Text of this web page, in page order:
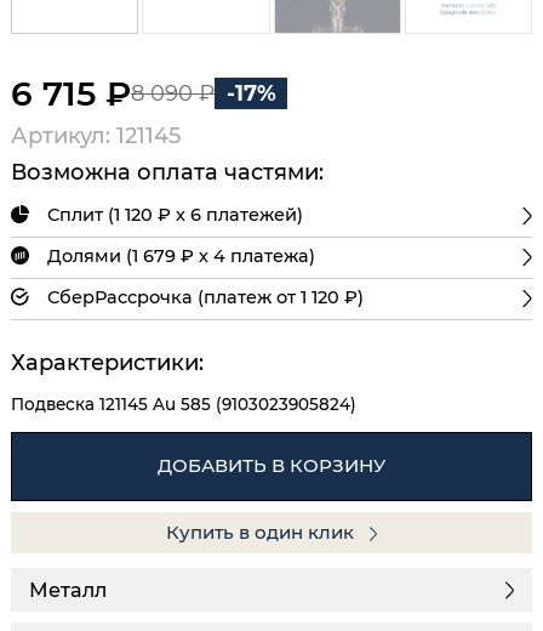
6 715 ₽8 090 ₽ -17%
Артикул: 121145
Возможна оплата частями:
Сплит (1 120 ₽ х 6 платежей)
Долями (1 679 ₽ х 4 платежа)
СберРассрочка (платеж от 1 120 ₽)
Характеристики:
Подвеска 121145 Au 585 (9103023905824)
ДОБАВИТЬ В КОРЗИНУ
Купить в один клик
Металл